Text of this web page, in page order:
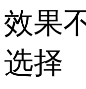
效果
选择